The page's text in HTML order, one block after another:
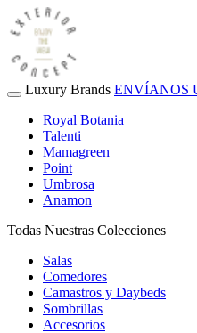
Luxury Brands ENVÍANOS
Royal Botania
Talenti
Mamagreen
Point
Umbrosa
Anamon
Todas Nuestras Colecciones
Salas
Comedores
Camastros y Daybeds
Sombrillas
Accesorios